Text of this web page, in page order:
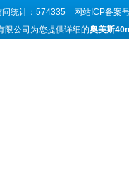
问统计：574335 网站ICP备案
限公司为您提供详细的奥美斯